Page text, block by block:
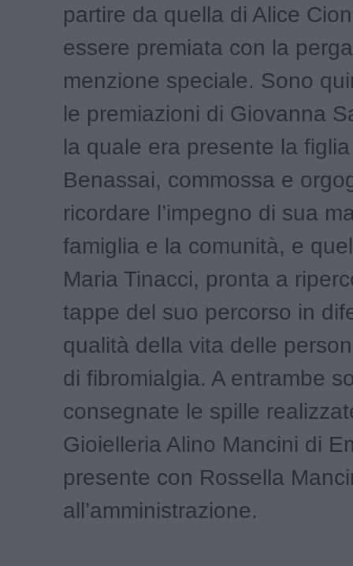
partire da quella di Alice
essere premiata con la
menzione speciale. Sono
le premiazioni di Giovanna
la quale era presente la
Benassai, commossa e
ricordare l’impegno di sua
famiglia e la comunità, e
Maria Tinacci, pronta a
tappe del suo percorso in
qualità della vita delle
di fibromialgia. A entrambe
consegnate le spille
Gioielleria Alino Mancini di
presente con Rossella
all’amministrazione.